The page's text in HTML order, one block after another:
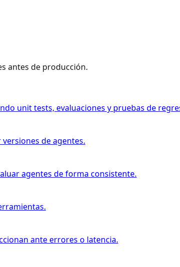
antes de producción.
unit tests, evaluaciones y pruebas de
de agentes.
agentes de forma consistente.
ante errores o latencia.